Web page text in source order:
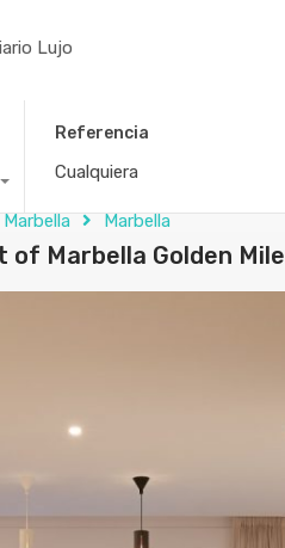
Lujo
Referencia
Marbella
Marbella Golden Mile